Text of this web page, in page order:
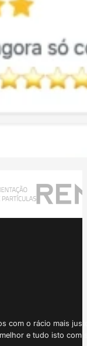
com o rácio mais
e tudo isto